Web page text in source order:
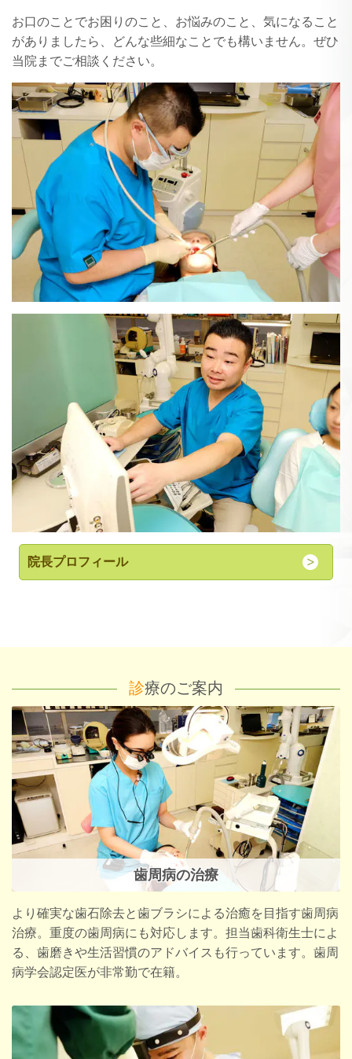
お口のことでお困りのこと、お悩みのこと、気になること
がありましたら、どんな些細なことでも構いません。ぜひ
当院までご相談ください。
院長プロフィール
診療のご案内
歯周病の治療
より確実な歯石除去と歯ブラシによる治癒を目指す歯周病
治療。重度の歯周病にも対応します。担当歯科衛生士によ
る、歯磨きや生活習慣のアドバイスも行っています。歯周
病学会認定医が非常勤で在籍。